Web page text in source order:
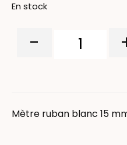
En stock
-
Mètre ruban blanc 15